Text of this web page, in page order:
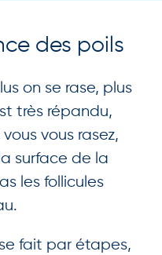
des poils
on se rase, plus
très répandu,
vous rasez,
surface de la
les follicules
fait par étapes,